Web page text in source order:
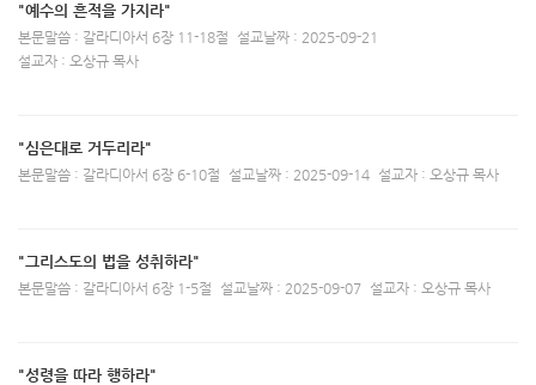
"예수의 흔적을 가지라"
본문말씀 : 갈라디아서 6장 11-18절
설교날짜 : 2025-09-21
설교자 : 오상규 목사
"심은대로 거두리라"
본문말씀 : 갈라디아서 6장 6-10절 설교날짜 : 2025-09-14 설교자 : 오상규 목사
"그리스도의 법을 성취하라"
본문말씀 : 갈라디아서 6장 1-5절 설교날짜 : 2025-09-07 설교자 : 오상규 목사
"성령을 따라 행하라"